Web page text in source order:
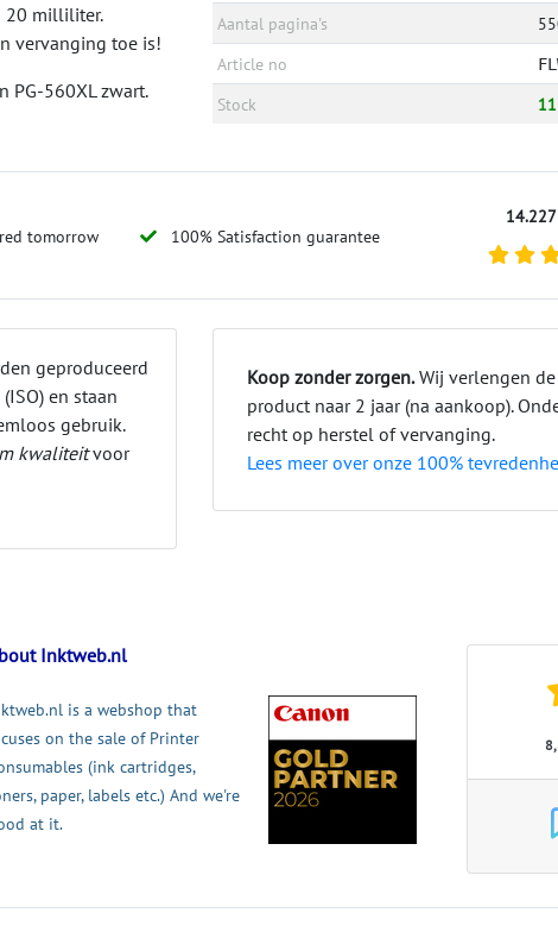
20 milliliter.
vervanging toe is!
PG-560XL zwart.
Aantal pagina's
Article no
Stock
tomorrow 100% Satisfaction guarantee
geproduceerd
en staan
gebruik.
kwaliteitvoor
Koop zonder zorgen.Wij verlengen
product naar 2 jaar (na aankoop).
recht op herstel of vervanging.
Lees meer over onze 100%
Inktweb.nl
is a webshop that
on the sale of Printer
(ink cartridges,
paper, labels etc.) And we're
at it.